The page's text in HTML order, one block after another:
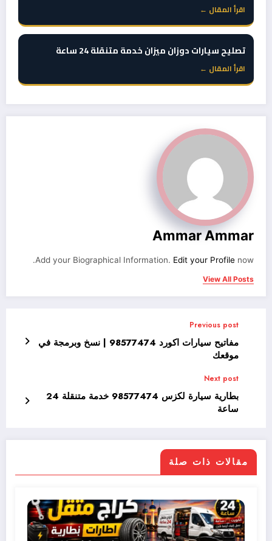
اقرأ المقال ←
تصليح سيارات دوزان ميزان خدمة متنقلة 24 ساعة
اقرأ المقال ←
Ammar Ammar
Add your Biographical Information. Edit your Profile now.
View All Posts
Previous post
مفاتيح سيارات اكورد 98577474 | نسخ وبرمجة في
موقعك
Next post
بطارية سيارة لكزس 98577474 خدمة متنقلة 24
ساعة
مقالات ذات صلة